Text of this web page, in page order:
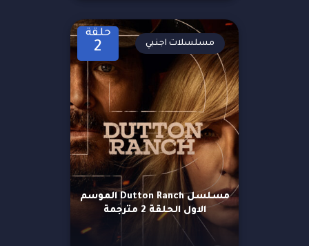
حلقة
2
مسلسل Dutton Ranch الموسم
الاول الحلقة 2 مترجمة
مسلسلات اجنبي